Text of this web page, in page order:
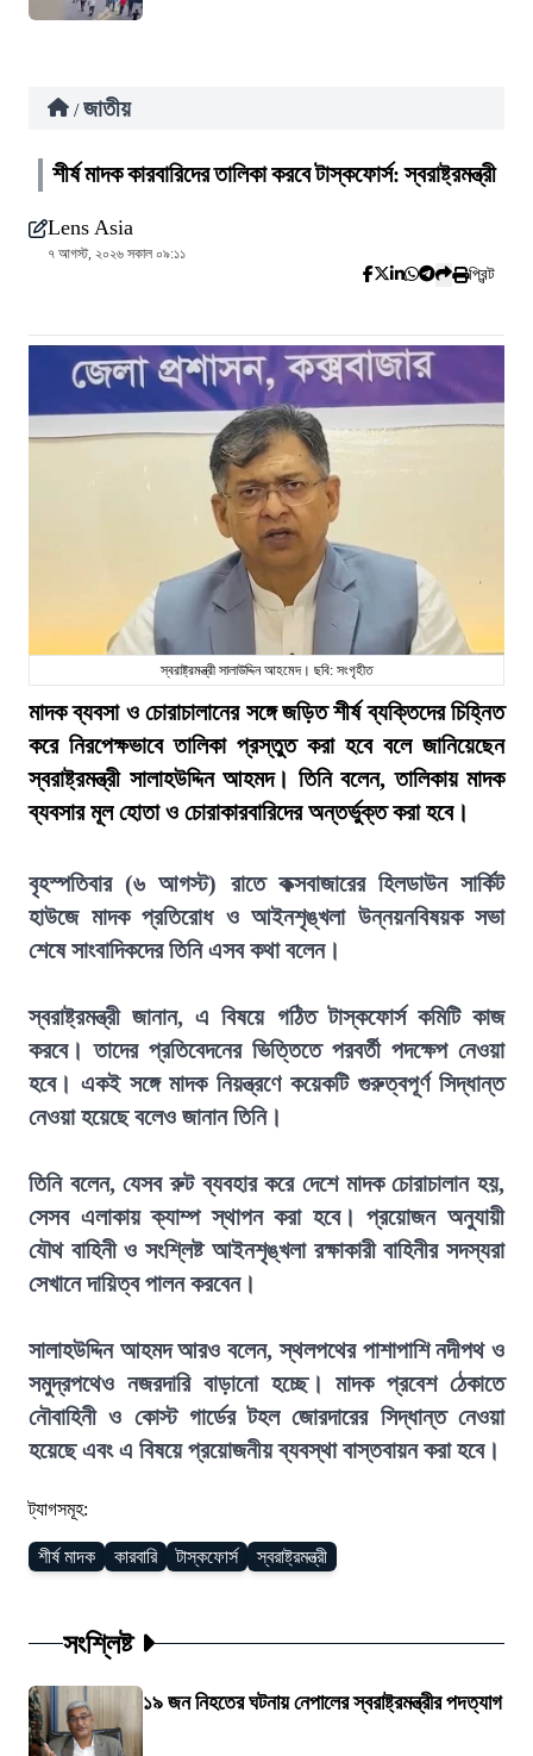
/ জাতীয়
শীর্ষ মাদক কারবারিদের তালিকা করবে টাস্কফোর্স: স্বরাষ্ট্রমন্ত্রী
Lens Asia
৭ আগস্ট, ২০২৬ সকাল ০৯:১১
প্রিন্ট
স্বরাষ্ট্রমন্ত্রী সালাউদ্দিন আহমেদ। ছবি: সংগৃহীত
মাদক ব্যবসা ও চোরাচালানের সঙ্গে জড়িত শীর্ষ ব্যক্তিদের চিহ্নিত
করে নিরপেক্ষভাবে তালিকা প্রস্তুত করা হবে বলে জানিয়েছেন
স্বরাষ্ট্রমন্ত্রী সালাহউদ্দিন আহমদ। তিনি বলেন, তালিকায় মাদক
ব্যবসার মূল হোতা ও চোরাকারবারিদের অন্তর্ভুক্ত করা হবে।
বৃহস্পতিবার (৬ আগস্ট) রাতে কক্সবাজারের হিলডাউন সার্কিট
হাউজে মাদক প্রতিরোধ ও আইনশৃঙ্খলা উন্নয়নবিষয়ক সভা
শেষে সাংবাদিকদের তিনি এসব কথা বলেন।
স্বরাষ্ট্রমন্ত্রী জানান, এ বিষয়ে গঠিত টাস্কফোর্স কমিটি কাজ
করবে। তাদের প্রতিবেদনের ভিত্তিতে পরবর্তী পদক্ষেপ নেওয়া
হবে। একই সঙ্গে মাদক নিয়ন্ত্রণে কয়েকটি গুরুত্বপূর্ণ সিদ্ধান্ত
নেওয়া হয়েছে বলেও জানান তিনি।
তিনি বলেন, যেসব রুট ব্যবহার করে দেশে মাদক চোরাচালান হয়,
সেসব এলাকায় ক্যাম্প স্থাপন করা হবে। প্রয়োজন অনুযায়ী
যৌথ বাহিনী ও সংশ্লিষ্ট আইনশৃঙ্খলা রক্ষাকারী বাহিনীর সদস্যরা
সেখানে দায়িত্ব পালন করবেন।
সালাহউদ্দিন আহমদ আরও বলেন, স্থলপথের পাশাপাশি নদীপথ ও
সমুদ্রপথেও নজরদারি বাড়ানো হচ্ছে। মাদক প্রবেশ ঠেকাতে
নৌবাহিনী ও কোস্ট গার্ডের টহল জোরদারের সিদ্ধান্ত নেওয়া
হয়েছে এবং এ বিষয়ে প্রয়োজনীয় ব্যবস্থা বাস্তবায়ন করা হবে।
ট্যাগসমূহ:
শীর্ষ মাদক কারবারি টাস্কফোর্স স্বরাষ্ট্রমন্ত্রী
সংশ্লিষ্ট
১৯ জন নিহতের ঘটনায় নেপালের স্বরাষ্ট্রমন্ত্রীর পদত্যাগ